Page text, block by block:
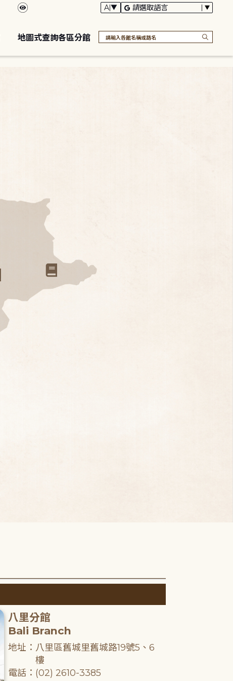
地圖式查詢各區分館
八里分館
Bali Branch
地址：八里區舊城里舊城路19號5、6
樓
電話：(02) 2610-3385